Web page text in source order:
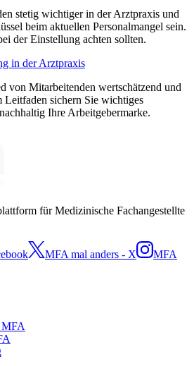
stetig wichtiger in der Arztpraxis und
beim aktuellen Personalmangel sein.
der Einstellung achten sollten.
in der Arztpraxis
von Mitarbeitenden wertschätzend und
Leitfaden sichern Sie wichtiges
Ihre Arbeitgebermarke.
für Medizinische Fachangestellte
MFA mal anders - X
MFA
MFA